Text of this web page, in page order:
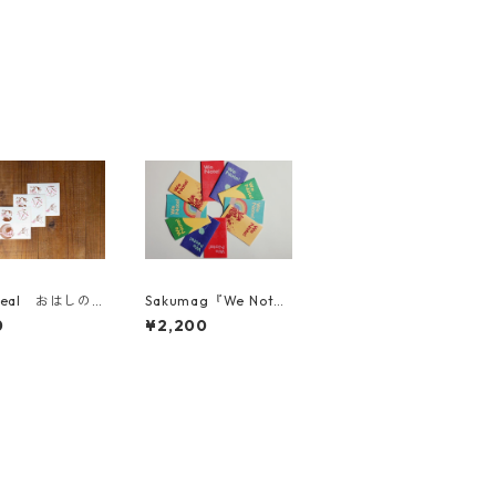
おはしの
枚セット
Sakumag『We Not
e』10冊セット
¥2,200